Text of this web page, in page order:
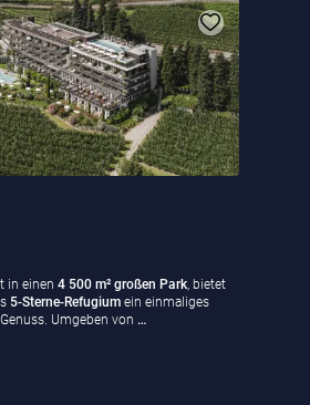
in einen 4 500 m² großen Park, bietet
5-Sterne-Refugiumein einmaliges
Umgeben von …